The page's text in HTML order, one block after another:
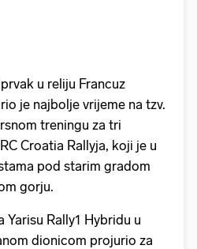
u reliju Francuz
je najbolje vrijeme na tzv.
treningu za tri
Croatia Rallyja, koji je u
pod starim gradom
gorju.
Yarisu Rally1 Hybridu u
dionicom projurio za